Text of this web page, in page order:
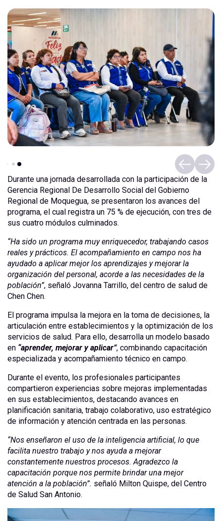
Durante una jornada desarrollada con la participación de la
Gerencia Regional De Desarrollo Social del Gobierno
Regional de Moquegua, se presentaron los avances del
programa, el cual registra un 75 % de ejecución, con tres de
sus cuatro módulos culminados.
“Ha sido un programa muy enriquecedor, trabajando casos
reales y prácticos. El acompañamiento en campo nos ha
ayudado a aplicar mejor los aprendizajes y mejorar la
organización del personal, acorde a las necesidades de la
población”, señaló Jovanna Tarrillo, del centro de salud de
Chen Chen.
El programa impulsa la mejora en la toma de decisiones, la
articulación entre establecimientos y la optimización de los
servicios de salud. Para ello, desarrolla un modelo basado
en “aprender, mejorar y aplicar”, combinando capacitación
especializada y acompañamiento técnico en campo.
Durante el evento, los profesionales participantes
compartieron experiencias sobre mejoras implementadas
en sus establecimientos, destacando avances en
planificación sanitaria, trabajo colaborativo, uso estratégico
de información y atención centrada en las personas.
“Nos enseñaron el uso de la inteligencia artificial, lo que
facilita nuestro trabajo y nos ayuda a mejorar
constantemente nuestros procesos. Agradezco la
capacitación porque nos permite brindar una mejor
atención a la población”. señaló Milton Quispe, del Centro
de Salud San Antonio.